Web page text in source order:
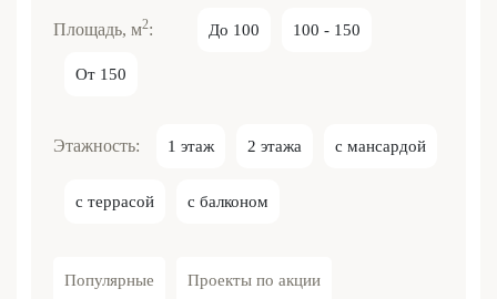
Площадь, м2: До 100 100 - 150
От 150
Этажность: 1 этаж 2 этажа с мансардой
с террасой с балконом
Популярные Проекты по акции